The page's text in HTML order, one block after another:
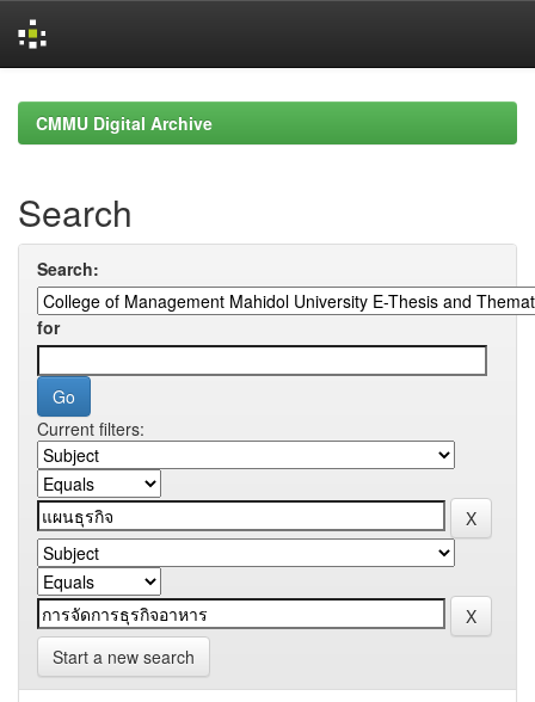
navigationCMMU Digital Archive
Search
Search:
for
Current filters:
Start a new search